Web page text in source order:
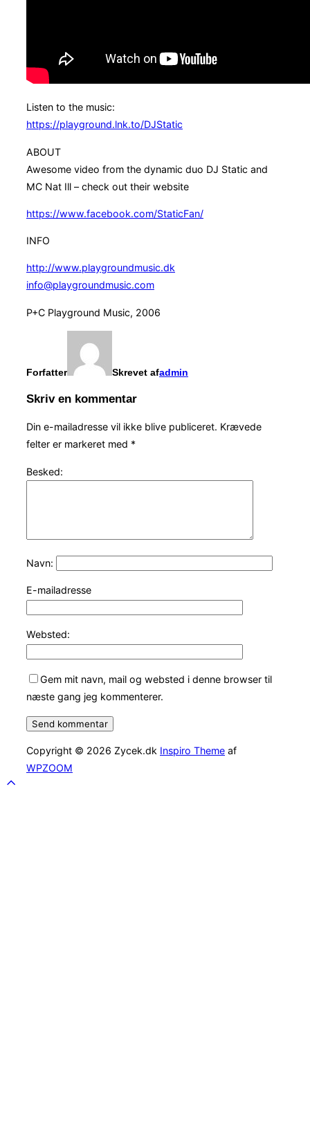
Listen to the music:
https://playground.lnk.to/DJStatic
ABOUT
Awesome video from the dynamic duo DJ Static and
MC Nat Ill – check out their website
https://www.facebook.com/StaticFan/
INFO
http://www.playgroundmusic.dk
info@playgroundmusic.com
P+C Playground Music, 2006
Forfatter Skrevet afadmin
Skriv en kommentar
Din e-mailadresse vil ikke blive publiceret. Krævede
felter er markeret med *
Besked:
Navn:
E-mailadresse
Websted:
Gem mit navn, mail og websted i denne browser til
næste gang jeg kommenterer.
Copyright © 2026 Zycek.dk Inspiro Theme af
WPZOOM